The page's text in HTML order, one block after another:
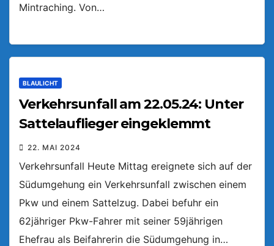
Mintraching. Von…
BLAULICHT
Verkehrsunfall am 22.05.24: Unter
Sattelauflieger eingeklemmt
22. MAI 2024
Verkehrsunfall Heute Mittag ereignete sich auf der
Südumgehung ein Verkehrsunfall zwischen einem
Pkw und einem Sattelzug. Dabei befuhr ein
62jähriger Pkw-Fahrer mit seiner 59jährigen
Ehefrau als Beifahrerin die Südumgehung in…